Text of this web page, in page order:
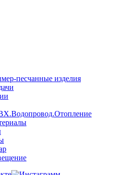
песчанные изделия